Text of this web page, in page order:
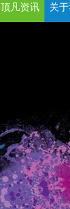
顶凡资讯 关